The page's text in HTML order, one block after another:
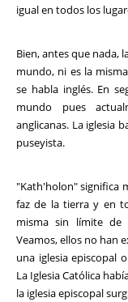
igual en todos los
Bien, antes que nada,
mundo, ni es la
se habla inglés. En
mundo pues
anglicanas. La iglesia
puseyista.
"Kath'holon" significa
faz de la tierra y en
misma sin límite de
Veamos, ellos no han
una iglesia episcopal
La Iglesia Católica
la iglesia episcopal